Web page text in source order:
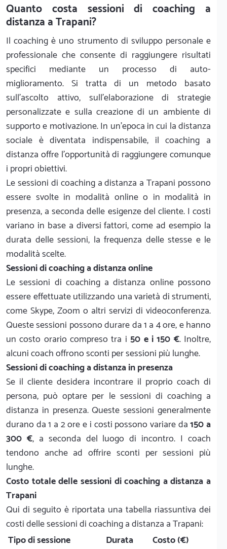
Quanto costa sessioni di coaching a
distanza a Trapani?
Il coaching è uno strumento di sviluppo personale e
professionale che consente di raggiungere risultati
specifici mediante un processo di auto-
miglioramento. Si tratta di un metodo basato
sull’ascolto attivo, sull’elaborazione di strategie
personalizzate e sulla creazione di un ambiente di
supporto e motivazione. In un’epoca in cui la distanza
sociale è diventata indispensabile, il coaching a
distanza offre l’opportunità di raggiungere comunque
i propri obiettivi.
Le sessioni di coaching a distanza a Trapani possono
essere svolte in modalità online o in modalità in
presenza, a seconda delle esigenze del cliente. I costi
variano in base a diversi fattori, come ad esempio la
durata delle sessioni, la frequenza delle stesse e le
modalità scelte.
Sessioni di coaching a distanza online
Le sessioni di coaching a distanza online possono
essere effettuate utilizzando una varietà di strumenti,
come Skype, Zoom o altri servizi di videoconferenza.
Queste sessioni possono durare da 1 a 4 ore, e hanno
un costo orario compreso tra i50 e i 150 €. Inoltre,
alcuni coach offrono sconti per sessioni più lunghe.
Sessioni di coaching a distanza in presenza
Se il cliente desidera incontrare il proprio coach di
persona, può optare per le sessioni di coaching a
distanza in presenza. Queste sessioni generalmente
durano da 1 a 2 ore e i costi possono variare da150 a
300 €, a seconda del luogo di incontro. I coach
tendono anche ad offrire sconti per sessioni più
lunghe.
Costo totale delle sessioni di coaching a distanza a
Trapani
Qui di seguito è riportata una tabella riassuntiva dei
costi delle sessioni di coaching a distanza a Trapani:
Tipo di sessione
Durata
Costo (€)